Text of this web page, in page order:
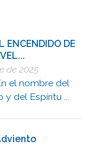
ENCENDIDO DE
de 2025
el nombre del
y del Espíritu ...